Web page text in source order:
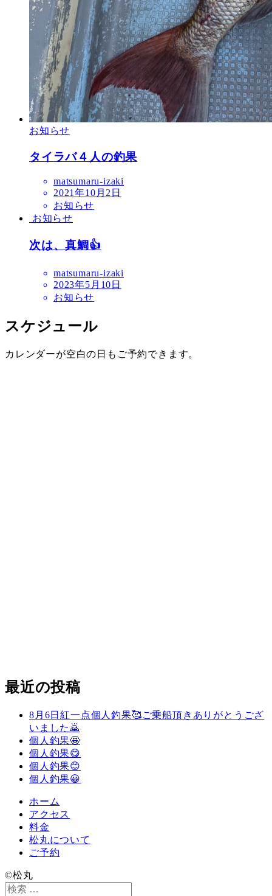
お知らせ
タイラバ４人の釣果
matsumaru-izaki
2021年10月2日
お知らせ
お知らせ
次は、真鯛👍
matsumaru-izaki
2023年5月10日
お知らせ
スケジュール
カレンダーが空白の日もご予約できます。
最近の投稿
8月6日紅一点個人釣果🥰ご乗船頂きありがとうござ
いました🙇
個人釣果🤩
個人釣果😋
個人釣果😊
個人釣果😀
ホーム
アクセス
料金
松丸について
ご予約
©️松丸
検